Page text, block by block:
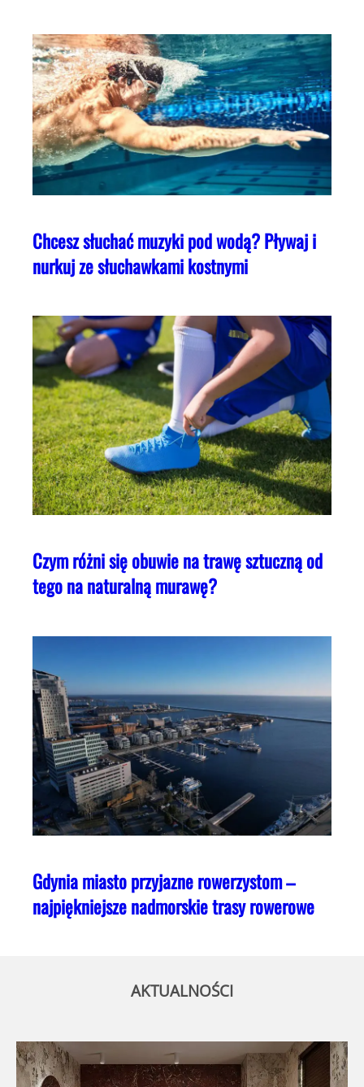
Chcesz słuchać muzyki pod wodą? Pływaj i
nurkuj ze słuchawkami kostnymi
Czym różni się obuwie na trawę sztuczną od
tego na naturalną murawę?
Gdynia miasto przyjazne rowerzystom –
najpiękniejsze nadmorskie trasy rowerowe
AKTUALNOŚCI